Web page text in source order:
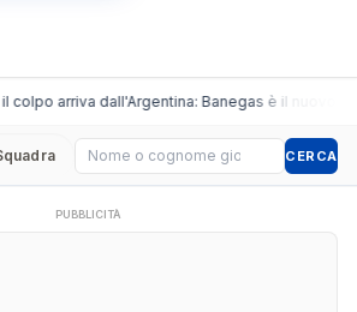
colpo arriva dall'Argentina: Banegas è il nuovo
Cerca giocatore CERCA
PUBBLICITÀ